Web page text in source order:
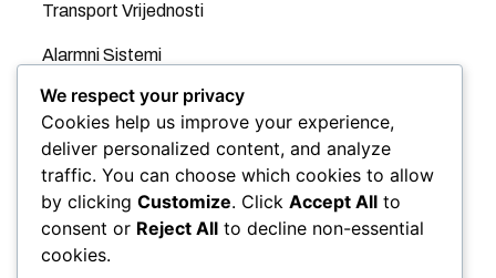
Transport Vrijednosti
Alarmni Sistemi
Videonadzor
GPS
Evidencija Radnog Vremena
Kontrola Pristupa
We respect your privacy
Cookies help us improve your experience,
deliver personalized content, and analyze
traffic. You can choose which cookies to allow
by clicking Customize. Click Accept All to
consent or Reject All to decline non-essential
cookies.